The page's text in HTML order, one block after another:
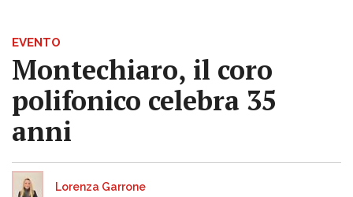
EVENTO
Montechiaro, il coro
polifonico celebra 35
anni
Lorenza Garrone